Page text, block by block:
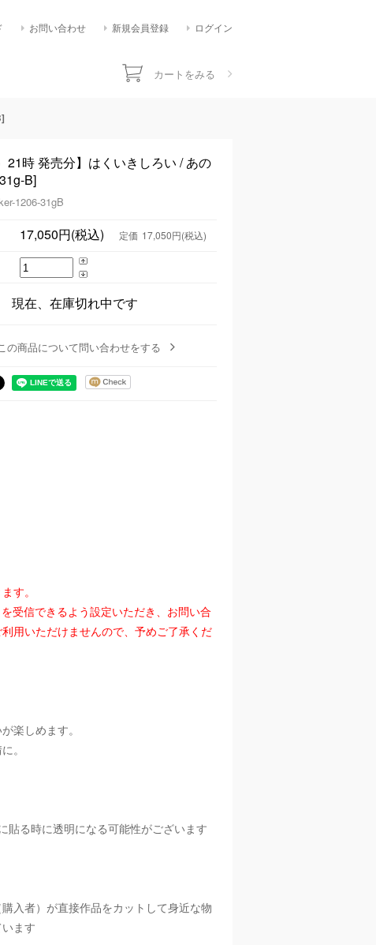
お問い合わせ 新規会員登録 ログイン
カートをみる
21時 発売分】はくいきしろい / あの
B]
1206-31gB
17,050円(税込) 定価 17,050円(税込)
現在、在庫切れ中です
この商品について問い合わせをする
す。
受信できるよう設定いただき、お問い合
用いただけませんので、予めご了承くだ
楽しめます。
。
貼る時に透明になる可能性がございます
入者）が直接作品をカットして身近な物
ます